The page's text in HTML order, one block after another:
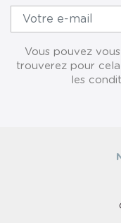
Vous pouvez
trouverez pour
les